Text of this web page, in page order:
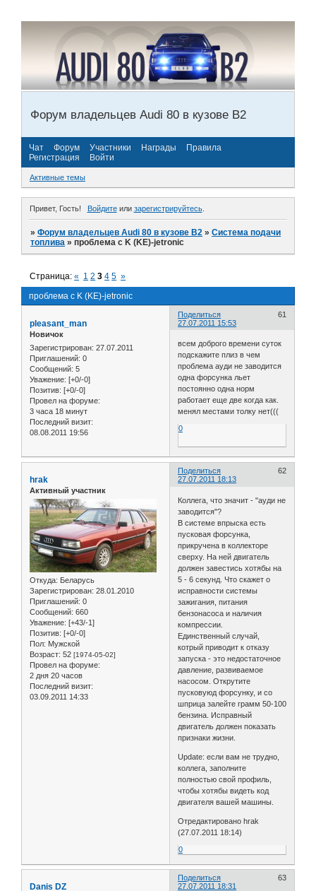
Форум владельцев Audi 80 в кузове В2
Чат Форум Участники Награды
Правила
Регистрация
Войти
Активные темы
Привет, Гость! Войдитеили зарегистрируйтесь.
»Форум владельцев Audi 80 в кузове В2 »Система подачи
топлива »проблема с K (KE)-jetronic
проблема с K (KE)-jetronic
Страница:« 1 2 3 4 5 »
Поделиться
61
27.07.2011 15:53
pleasant_man
Новичок
Зарегистрирован: 27.07.2011
Приглашений: 0
Сообщений: 5
Уважение: [+0/-0]
Позитив: [+0/-0]
Провел на форуме:
3 часа 18 минут
Последний визит:
08.08.2011 19:56
всем доброго времени суток
подскажите плиз в чем
проблема ауди не заводится
одна форсунка льет
постоянно одна норм
работает еще две когда как.
менял местами толку нет(((
0
Поделиться
62
27.07.2011 18:13
hrak
Активный участник
Откуда: Беларусь
Зарегистрирован: 28.01.2010
Приглашений: 0
Сообщений: 660
Уважение: [+43/-1]
Позитив: [+0/-0]
Пол: Мужской
Возраст: 52 [1974-05-02]
Провел на форуме:
2 дня 20 часов
Последний визит:
03.09.2011 14:33
Коллега, что значит - "ауди не
заводится"?
В системе впрыска есть
пусковая форсунка,
прикручена в коллекторе
сверху. На ней двигатель
должен завестись хотябы на
5 - 6 секунд. Что скажет о
исправности системы
зажигания, питания
бензонасоса и наличия
компрессии.
Единственный случай,
котрый приводит к отказу
запуска - это недостаточное
давление, развиваемое
насосом. Открутите
пусковуюд форсунку, и со
шприца залейте грамм 50-100
бензина. Исправный
двигатель должен показать
признаки жизни.
Update: если вам не трудно,
коллега, заполните
полностью свой профиль,
чтобы хотябы видеть код
двигателя вашей машины.
Отредактировано hrak
(27.07.2011 18:14)
0
Поделиться
63
27.07.2011 18:31
Danis DZ